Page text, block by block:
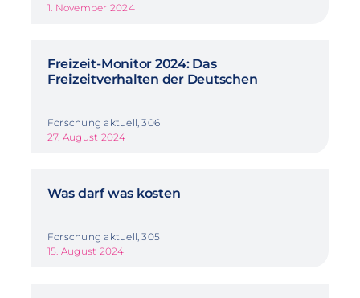
1. November 2024
Freizeit-Monitor 2024: Das
Freizeitverhalten der Deutschen
Forschung aktuell, 306
27. August 2024
Was darf was kosten
Forschung aktuell, 305
15. August 2024